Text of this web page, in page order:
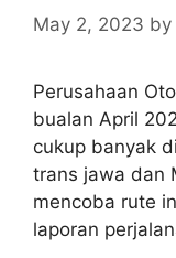
May 2, 2023 by
Perusahaan
bualan April
cukup banyak
trans jawa dan
mencoba rute
laporan